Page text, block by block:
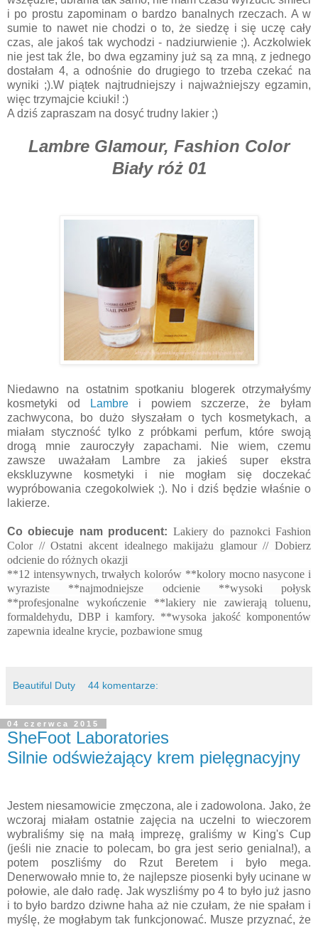
i po prostu zapominam o bardzo banalnych rzeczach. A w
sumie to nawet nie chodzi o to, że siedzę i się uczę cały
czas, ale jakoś tak wychodzi - nadziurwienie ;). Aczkolwiek
nie jest tak źle, bo dwa egzaminy już są za mną, z jednego
dostałam 4, a odnośnie do drugiego to trzeba czekać na
wyniki ;).W piątek najtrudniejszy i najważniejszy egzamin,
więc trzymajcie kciuki! :)
A dziś zapraszam na dosyć trudny lakier ;)
Lambre Glamour, Fashion Color
Biały róż 01
Niedawno na ostatnim spotkaniu blogerek otrzymałyśmy
kosmetyki od
Lambre i powiem szczerze, że byłam
zachwycona, bo dużo słyszałam o tych kosmetykach, a
miałam styczność tylko z próbkami perfum, które swoją
drogą mnie zauroczyły zapachami. Nie wiem, czemu
zawsze uważałam Lambre za jakieś super ekstra
ekskluzywne kosmetyki i nie mogłam się doczekać
wypróbowania czegokolwiek ;). No i dziś będzie właśnie o
lakierze.
Co obiecuje nam producent: Lakiery do paznokci Fashion
Color //Ostatni akcent idealnego makijażu glamour // Dobierz
odcienie do różnych okazji
**12 intensywnych, trwałych kolorów **kolory mocno nasycone i
wyraziste **najmodniejsze odcienie **wysoki połysk
**profesjonalne wykończenie **lakiery nie zawierają toluenu,
formaldehydu, DBP i kamfory. **wysoka jakość komponentów
zapewnia idealne krycie, pozbawione smug
Beautiful Duty 44 komentarze:
04 czerwca 2015
SheFoot Laboratories
Silnie odświeżający krem pielęgnacyjny
Jestem niesamowicie zmęczona, ale i zadowolona. Jako, że
wczoraj miałam ostatnie zajęcia na uczelni to wieczorem
wybraliśmy się na małą imprezę, graliśmy w King's Cup
(jeśli nie znacie to polecam, bo gra jest serio genialna!), a
potem poszliśmy do Rzut Beretem i było mega.
Denerwowało mnie to, że najlepsze piosenki były ucinane w
połowie, ale dało radę. Jak wyszliśmy po 4 to było już jasno
i to było bardzo dziwne haha aż nie czułam, że nie spałam i
myślę, że mogłabym tak funkcjonować. Musze przyznać, że